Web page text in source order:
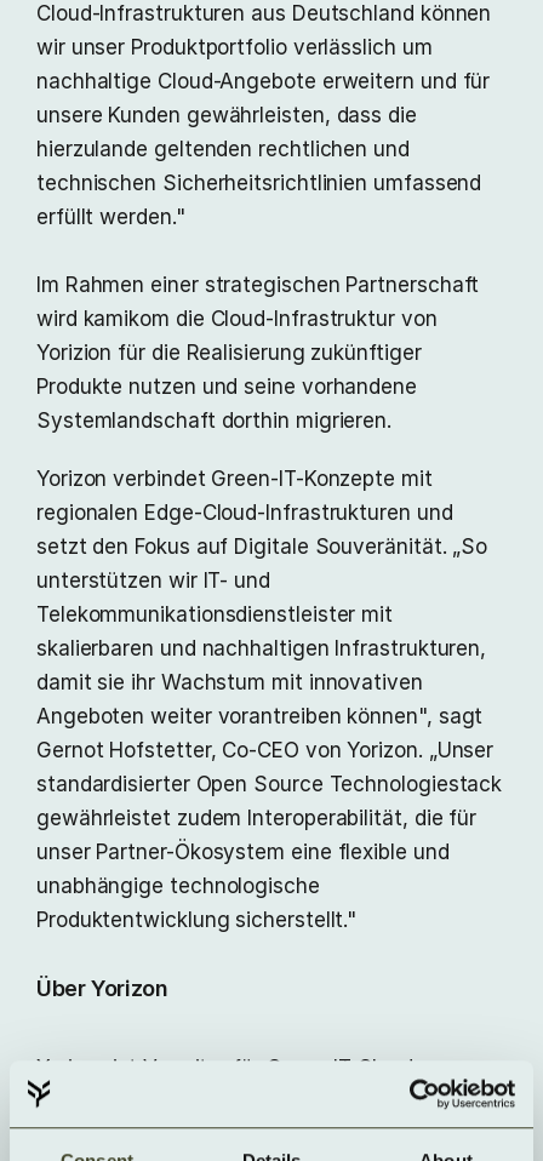
Cloud-Infrastrukturen aus Deutschland können
wir unser Produktportfolio verlässlich um
nachhaltige Cloud-Angebote erweitern und für
unsere Kunden gewährleisten, dass die
hierzulande geltenden rechtlichen und
technischen Sicherheitsrichtlinien umfassend
erfüllt werden."
Im Rahmen einer strategischen Partnerschaft
wird kamikom die Cloud-Infrastruktur von
Yorizion für die Realisierung zukünftiger
Produkte nutzen und seine vorhandene
Systemlandschaft dorthin migrieren.
Yorizon verbindet Green-IT-Konzepte mit
regionalen Edge-Cloud-Infrastrukturen und
setzt den Fokus auf Digitale Souveränität. „So
unterstützen wir IT- und
Telekommunikationsdienstleister mit
skalierbaren und nachhaltigen Infrastrukturen,
damit sie ihr Wachstum mit innovativen
Angeboten weiter vorantreiben können", sagt
Gernot Hofstetter, Co-CEO von Yorizon. „Unser
standardisierter Open Source Technologiestack
gewährleistet zudem Interoperabilität, die für
unser Partner-Ökosystem eine flexible und
unabhängige technologische
Produktentwicklung sicherstellt."
Über Yorizon
Yorizon ist Vorreiter für Green-IT Cloud-
Computing-Lösungen und treibt die nächste
Generation dezentraler Edge-Cloud-